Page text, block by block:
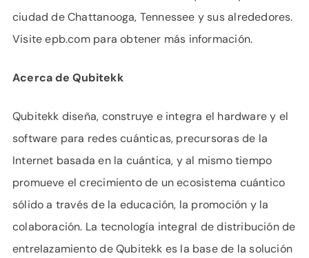
ciudad de Chattanooga, Tennessee y sus alrededores.
Visite epb.com para obtener más información.
Acerca de Qubitekk
Qubitekk diseña, construye e integra el hardware y el
software para redes cuánticas, precursoras de la
Internet basada en la cuántica, y al mismo tiempo
promueve el crecimiento de un ecosistema cuántico
sólido a través de la educación, la promoción y la
colaboración. La tecnología integral de distribución de
entrelazamiento de Qubitekk es la base de la solución